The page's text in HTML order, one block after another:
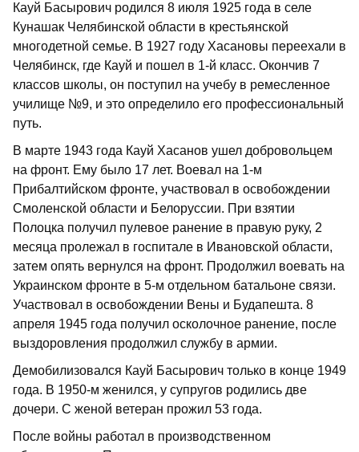
Кауй Басырович родился 8 июля 1925 года в селе
Кунашак Челябинской области в крестьянской
многодетной семье. В 1927 году Хасановы переехали в
Челябинск, где Кауй и пошел в 1-й класс. Окончив 7
классов школы, он поступил на учебу в ремесленное
училище №9, и это определило его профессиональный
путь.
В марте 1943 года Кауй Хасанов ушел добровольцем
на фронт. Ему было 17 лет. Воевал на 1-м
Прибалтийском фронте, участвовал в освобождении
Смоленской области и Белоруссии. При взятии
Полоцка получил пулевое ранение в правую руку, 2
месяца пролежал в госпитале в Ивановской области,
затем опять вернулся на фронт. Продолжил воевать на
Украинском фронте в 5-м отдельном батальоне связи.
Участвовал в освобождении Вены и Будапешта. 8
апреля 1945 года получил осколочное ранение, после
выздоровления продолжил службу в армии.
Демобилизовался Кауй Басырович только в конце 1949
года. В 1950-м женился, у супругов родились две
дочери. С женой ветеран прожил 53 года.
После войны работал в производственном